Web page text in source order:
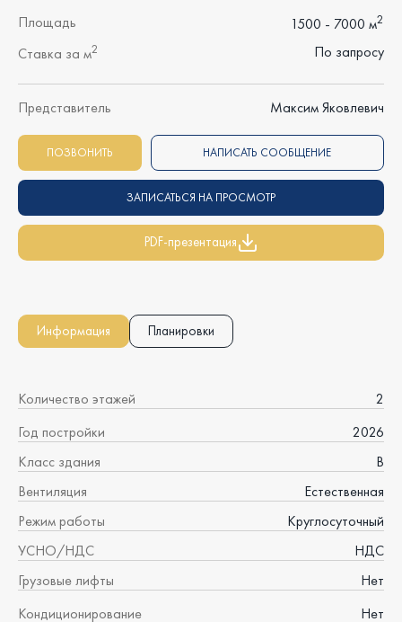
Площадь 1500 - 7000 м2
Ставка за м2 По запросу
Представитель Максим Яковлевич
ПОЗВОНИТЬ НАПИСАТЬ СООБЩЕНИЕ
ЗАПИСАТЬСЯ НА ПРОСМОТР
PDF-презентация
Информация Планировки
Количество этажей
2
Год постройки
2026
Класс здания
B
Вентиляция
Естественная
Режим работы
Круглосуточный
УСНО/НДС
НДС
Грузовые лифты
Нет
Кондиционирование
Нет